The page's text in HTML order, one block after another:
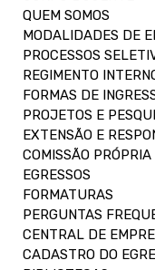
QUEM SOMOS
MODALIDADES DE
PROCESSOS
REGIMENTO
FORMAS DE
PROJETOS E
EXTENSÃO E
COMISSÃO
EGRESSOS
FORMATURAS
PERGUNTAS
CENTRAL DE
CADASTRO DO